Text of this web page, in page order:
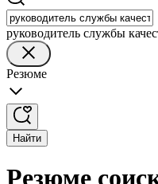
руководитель службы
Резюме
Найти
Резюме